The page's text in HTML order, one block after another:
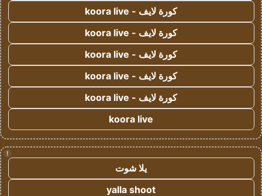
كورة لايف - koora live
كورة لايف - koora live
كورة لايف - koora live
كورة لايف - koora live
كورة لايف - koora live
koora live
!
يلا شوت
yalla shoot